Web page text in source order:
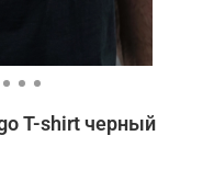
T-shirt черный